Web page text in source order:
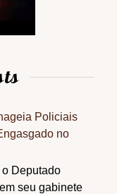
Policiais
no
Deputado
seu gabinete